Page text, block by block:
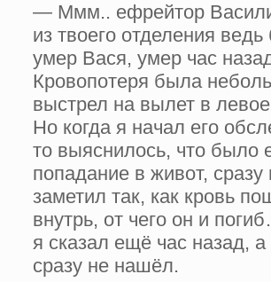
— Ммм.. ефрейтор
из твоего отделения
умер Вася, умер час
Кровопотеря была
выстрел на вылет в
Но когда я начал его
то выяснилось, что было
попадание в живот, сразу
заметил так, как кровь
внутрь, от чего он и
я сказал ещё час назад, а
сразу не нашёл.